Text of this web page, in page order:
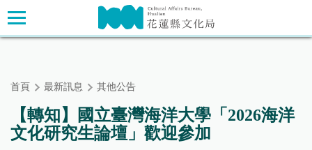
跳
到
主
主要內容區塊
首頁 最新訊息 其他公告
【轉知】國立臺灣海洋大學「2026海洋
文化研究生論壇」歡迎參加